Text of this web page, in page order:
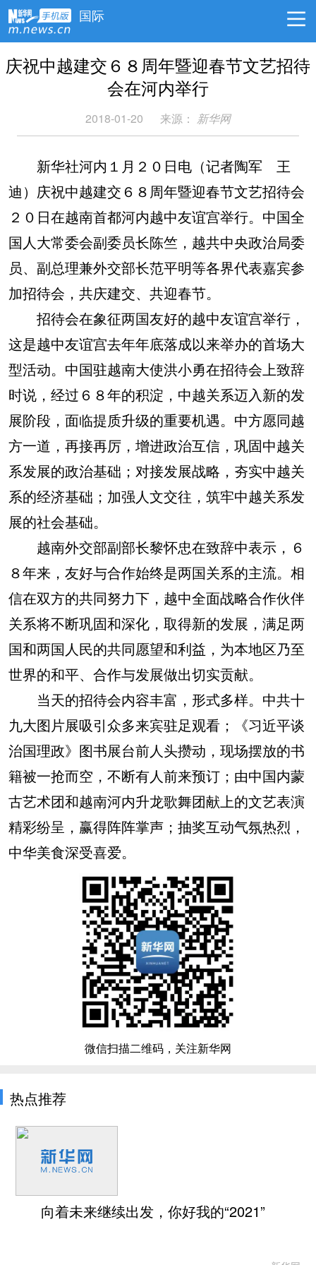
国际
庆祝中越建交６８周年暨迎春节文艺招待
会在河内举行
2018-01-20 来源： 新华网
新华社河内１月２０日电（记者陶军 王
迪）庆祝中越建交６８周年暨迎春节文艺招待会
２０日在越南首都河内越中友谊宫举行。中国全
国人大常委会副委员长陈竺，越共中央政治局委
员、副总理兼外交部长范平明等各界代表嘉宾参
加招待会，共庆建交、共迎春节。
招待会在象征两国友好的越中友谊宫举行，
这是越中友谊宫去年年底落成以来举办的首场大
型活动。中国驻越南大使洪小勇在招待会上致辞
时说，经过６８年的积淀，中越关系迈入新的发
展阶段，面临提质升级的重要机遇。中方愿同越
方一道，再接再厉，增进政治互信，巩固中越关
系发展的政治基础；对接发展战略，夯实中越关
系的经济基础；加强人文交往，筑牢中越关系发
展的社会基础。
越南外交部副部长黎怀忠在致辞中表示，６
８年来，友好与合作始终是两国关系的主流。相
信在双方的共同努力下，越中全面战略合作伙伴
关系将不断巩固和深化，取得新的发展，满足两
国和两国人民的共同愿望和利益，为本地区乃至
世界的和平、合作与发展做出切实贡献。
当天的招待会内容丰富，形式多样。中共十
九大图片展吸引众多来宾驻足观看；《习近平谈
治国理政》图书展台前人头攒动，现场摆放的书
籍被一抢而空，不断有人前来预订；由中国内蒙
古艺术团和越南河内升龙歌舞团献上的文艺表演
精彩纷呈，赢得阵阵掌声；抽奖互动气氛热烈，
中华美食深受喜爱。
微信扫描二维码，关注新华网
热点推荐
向着未来继续出发，你好我的“2021”